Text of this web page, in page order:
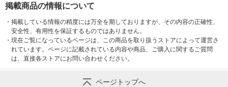
掲載商品の情報について
・ 掲載している情報の精度には万全を期しておりますが、その内容の正確性、
安全性、有用性を保証するものではありません。
・ 現在ご覧になっているページは、この商品を取り扱うストアによって運営さ
れています。ページに記載されている内容や商品、ご購入に関するご質問
は、直接各ストアにお問い合わせください。
ページトップへ